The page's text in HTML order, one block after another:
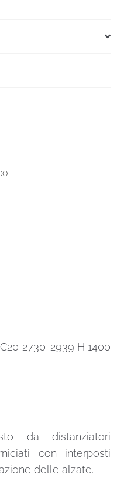
2730-2939 H 1400
da distanziatori
con interposti
delle alzate.